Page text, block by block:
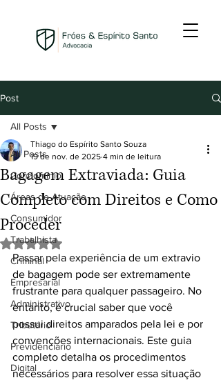
Post
All Posts
Condomínio
Áreas de Atuação
Consumidor
Trabalhista
Criminal
Empresarial
Administrativo
Tributário
Previdenciário
Digital
All Posts
Bagagem Extraviada: Guia
Completo com Direitos e Como
Proceder
Thiago do Espírito Santo Souza
19 de nov. de 2025 4 min de leitura
Avaliado com NaN de 5 estrelas.
Passar pela experiência de um extravio
de bagagem pode ser extremamente
frustrante para qualquer passageiro. No
entanto, é crucial saber que você
possui direitos amparados pela lei e por
convenções internacionais. Este guia
completo detalha os procedimentos
necessários para resolver essa situação